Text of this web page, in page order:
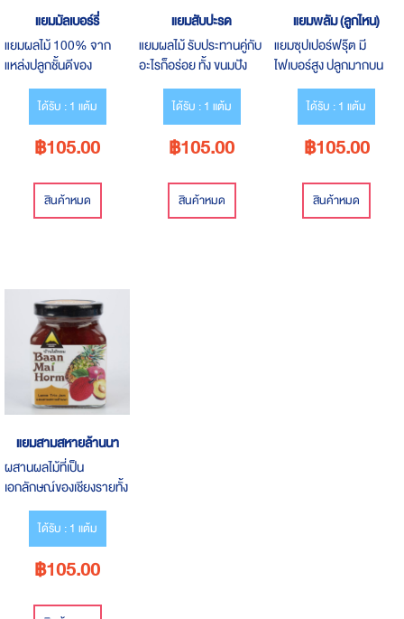
แยมมัลเบอร์รี่
แยมผลไม้ 100% จาก
แหล่งปลูกชั้นดีของ
เชียงราย ได้รสชาติจาก
เนื้อเน้นๆ แบบธรรมชาติ
ได้รับ : 1 แต้ม
฿105.00
สินค้าหมด
แยมสับปะรด
แยมผลไม้ รับประทานคู่กับ
อะไรก็อร่อย ทั้ง ขนมปัง
แคร็กเกอร์ โยเกิร์ต หรือ
ไอศกรีมได้รับ : 1 แต้ม
฿105.00
สินค้าหมด
แยมพลัม (ลูกไหน)
แยมซุปเปอร์ฟรุ๊ต มี
ไฟเบอร์สูง ปลูกมากบน
พื้นที่สูงและอากาศหนาว
เย็น ผลสุกมีเปลือกหวาน
ได้รับ : 1 แต้ม
฿105.00
สินค้าหมด
แยมสามสหายล้านนา
ผสานผลไม้ที่เป็น
เอกลักษณ์ของเชียงรายทั้ง
3 ชนิด ได้แก่ สับปะรด
ลิ้นจี่ และพลัม
ได้รับ : 1 แต้ม
฿105.00